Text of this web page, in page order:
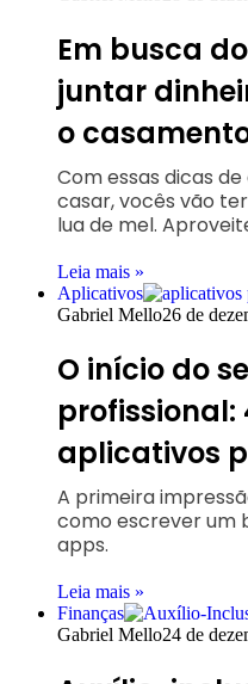
Em busca
juntar
o
Com essas dicas
casar, vocês vão
lua de mel.
Leia mais »
Aplicativos
Gabriel Mello26 de
O início do
profissional:
aplicativos
A primeira
como escrever um
apps.
Leia mais »
Finanças
Gabriel Mello24 de